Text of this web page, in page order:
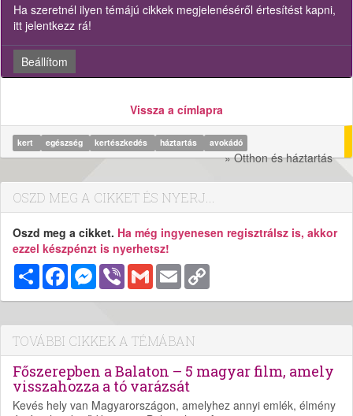
Ha szeretnél ilyen témájú cikkek megjelenéséről értesítést kapni,
itt jelentkezz rá!
Beállítom
Vissza a címlapra
kert egészség kertészkedés háztartás avokádó
» Otthon és háztartás
OSZD MEG A CIKKET ÉS NYERJ...
Oszd meg a cikket. Ha még ingyenesen regisztrálsz is, akkor
ezzel készpénzt is nyerhetsz!
MegosztásFacebookMessenger
Viber Gmail Email
TOVÁBBI CIKKEK A TÉMÁBAN
Főszerepben a Balaton – 5 magyar film, amely
visszahozza a tó varázsát
Kevés hely van Magyarországon, amelyhez annyi emlék, élmény